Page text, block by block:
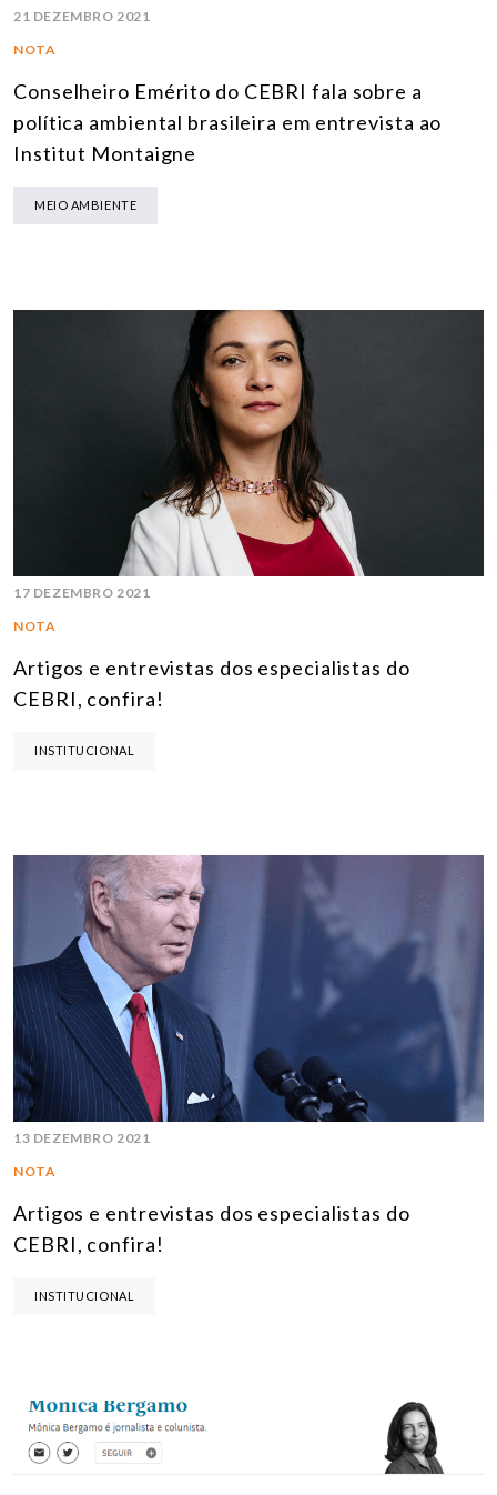
21 DEZEMBRO 2021
NOTA
Conselheiro Emérito do CEBRI fala sobre a
política ambiental brasileira em entrevista ao
Institut Montaigne
MEIO AMBIENTE
17 DEZEMBRO 2021
NOTA
Artigos e entrevistas dos especialistas do
CEBRI, confira!
INSTITUCIONAL
13 DEZEMBRO 2021
NOTA
Artigos e entrevistas dos especialistas do
CEBRI, confira!
INSTITUCIONAL